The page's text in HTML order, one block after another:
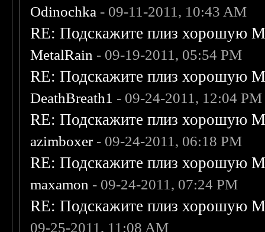
Odinochka - 09-11-2011, 10:43 AM
RE: Подскажите плиз хорошую
MetalRain - 09-19-2011, 05:54 PM
RE: Подскажите плиз хорошую
DeathBreath1 - 09-24-2011, 12:04 PM
RE: Подскажите плиз хорошую
azimboxer- 09-24-2011, 06:18 PM
RE: Подскажите плиз хорошую
maxamon - 09-24-2011, 07:24 PM
RE: Подскажите плиз хорошую
09-25-2011, 11:08 AM